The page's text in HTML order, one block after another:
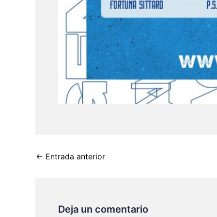
← Entrada anterior
Deja un comentario